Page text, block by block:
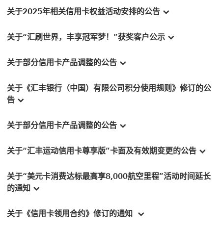
关于2025年相关信用卡权益活动安排的公告
关于“汇刷世界，丰享冠军梦！”获奖客户公示
关于部分信用卡产品调整的公告
关于《汇丰银行（中国）有限公司积分使用规则》修订的公
告
关于部分信用卡产品调整的公告
关于“汇丰运动信用卡尊享版”卡面及有效期变更的公告
关于“美元卡消费达标最高享8,000航空里程”活动时间延长
的通知
关于《信用卡领用合约》修订的通知